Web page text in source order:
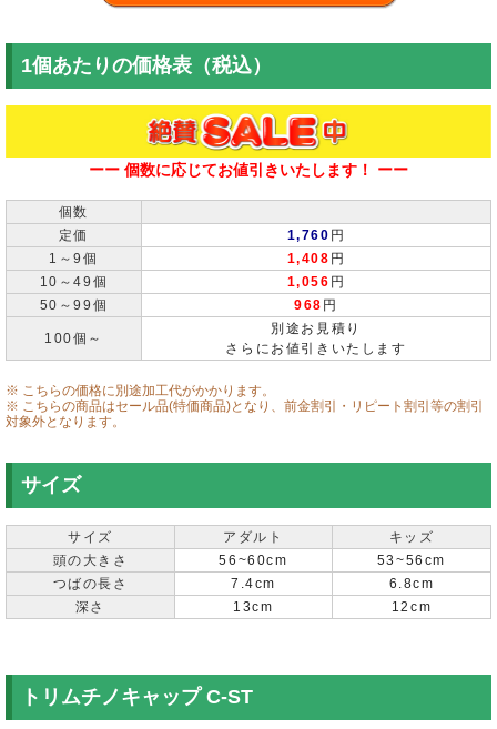
1個あたりの価格表（税込）
ーー 個数に応じてお値引きいたします！ ーー
個数
定価
1,760 円
1～9個
1,408 円
10～49個
1,056 円
50～99個
968 円
100個～
別途お見積り
さらにお値引きいたします
※ こちらの価格に別途加工代がかかります。
※ こちらの商品はセール品(特価商品)となり、前金割引・リピート割引等の割引
対象外となります。
サイズ
サイズ アダルト
キッズ
頭の大きさ
56~60cm
53~56cm
つばの長さ
7.4cm
6.8cm
深さ
13cm 12cm
トリムチノキャップ C-ST